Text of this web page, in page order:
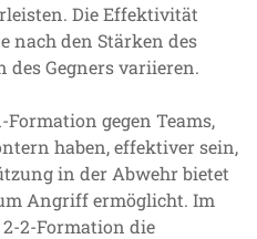
Die Effektivität
nach den Stärken des
des Gegners variieren.
gegen Teams,
haben, effektiver sein,
in der Abwehr bietet
Angriff ermöglicht. Im
2-Formation die